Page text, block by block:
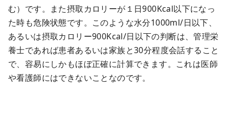
む）です。また摂取カロリーが１日900Kcal以下になっ
た時も危険状態です。このような水分1000ml/日以下、
あるいは摂取カロリー900Kcal/日以下の判断は、管理栄
養士であれば患者あるいは家族と30分程度会話すること
で、容易にしかもほぼ正確に計算できます。これは医師
や看護師にはできないことなのです。